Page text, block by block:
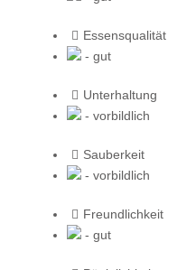
Essensqualität
- gut
Unterhaltung
- vorbildlich
Sauberkeit
- vorbildlich
Freundlichkeit
- gut